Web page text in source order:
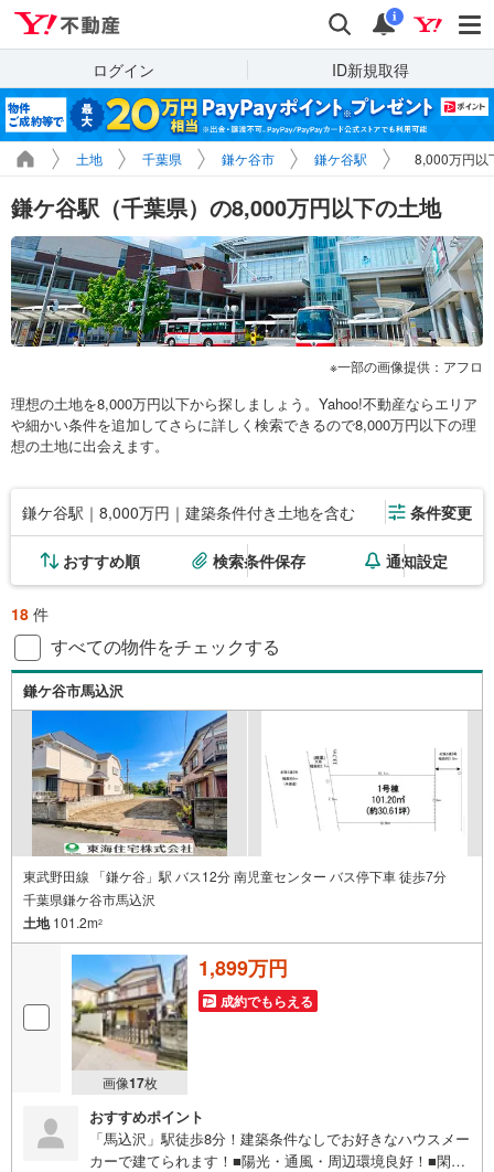
検索 通知
i
ログイン ID新規取得
土地 千葉県 鎌ケ谷市 鎌ケ谷駅 8,000万円以
鎌ケ谷駅（千葉県）の8,000万円以下の土地
一部の画像提供：アフロ
理想の土地を8,000万円以下から探しましょう。Yahoo!不動産ならエリア
や細かい条件を追加してさらに詳しく検索できるので8,000万円以下の理
想の土地に出会えます。
鎌ケ谷駅｜8,000万円｜建築条件付き土地を含む 条件変更
おすすめ順 検索条件保存 通知設定
18 件
すべての物件をチェックする
鎌ケ谷市馬込沢
東武野田線 「鎌ケ谷」駅 バス12分 南児童センター バス停下車 徒歩7分
千葉県鎌ケ谷市馬込沢
土地101.2m2
画像17枚
1,899万円
成約でもらえる
おすすめポイント
「馬込沢」駅徒歩8分！建築条件なしでお好きなハウスメー
カーで建てられます！■陽光・通風・周辺環境良好！■閑静